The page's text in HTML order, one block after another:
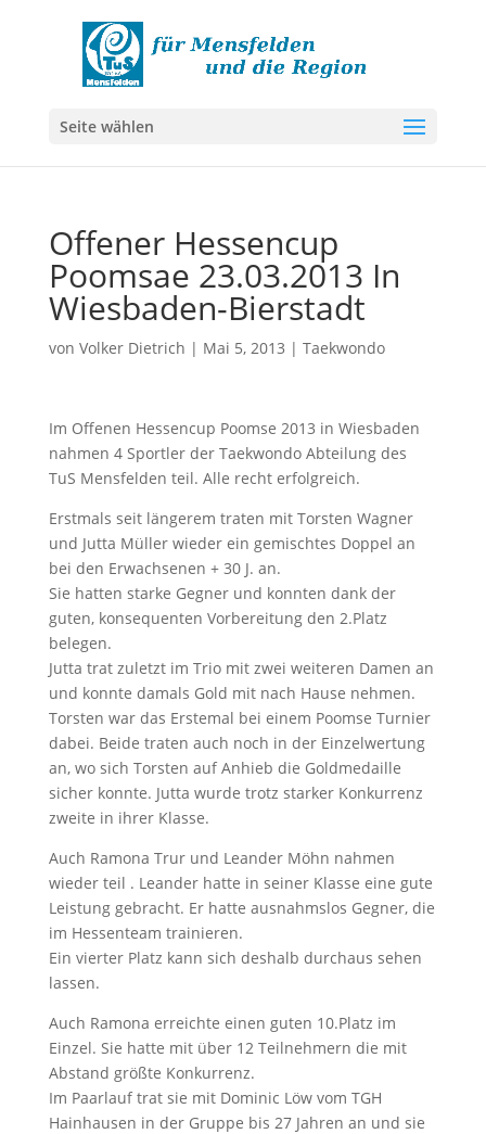
Seite wählen
Offener Hessencup
Poomsae 23.03.2013 In
Wiesbaden-Bierstadt
von Volker Dietrich | Mai 5, 2013 | Taekwondo
Im Offenen Hessencup Poomse 2013 in Wiesbaden
nahmen 4 Sportler der Taekwondo Abteilung des
TuS Mensfelden teil. Alle recht erfolgreich.
Erstmals seit längerem traten mit Torsten Wagner
und Jutta Müller wieder ein gemischtes Doppel an
bei den Erwachsenen + 30 J. an.
Sie hatten starke Gegner und konnten dank der
guten, konsequenten Vorbereitung den 2.Platz
belegen.
Jutta trat zuletzt im Trio mit zwei weiteren Damen an
und konnte damals Gold mit nach Hause nehmen.
Torsten war das Erstemal bei einem Poomse Turnier
dabei. Beide traten auch noch in der Einzelwertung
an, wo sich Torsten auf Anhieb die Goldmedaille
sicher konnte. Jutta wurde trotz starker Konkurrenz
zweite in ihrer Klasse.
Auch Ramona Trur und Leander Möhn nahmen
wieder teil . Leander hatte in seiner Klasse eine gute
Leistung gebracht. Er hatte ausnahmslos Gegner, die
im Hessenteam trainieren.
Ein vierter Platz kann sich deshalb durchaus sehen
lassen.
Auch Ramona erreichte einen guten 10.Platz im
Einzel. Sie hatte mit über 12 Teilnehmern die mit
Abstand größte Konkurrenz.
Im Paarlauf trat sie mit Dominic Löw vom TGH
Hainhausen in der Gruppe bis 27 Jahren an und sie